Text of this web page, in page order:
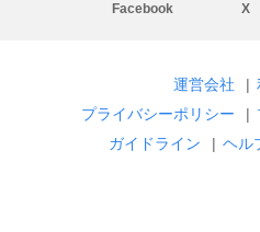
Facebook X
運営会社 |
プライバシーポリシー
|
ガイドライン
| ヘル